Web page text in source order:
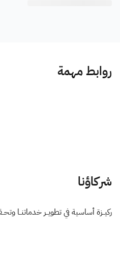
روابط مهمة
شركاؤنا
ركيــزة أساسية في تطويــر خدماتنــا